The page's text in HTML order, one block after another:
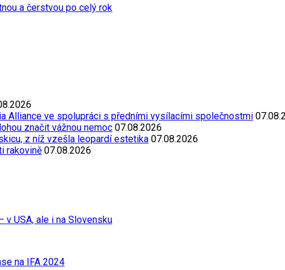
a čerstvou po celý rok
Alliance ve spolupráci s předními vysílacími společnostmi
značit vážnou nemoc 07.08.2026
z níž vzešla leopardí estetika 07.08.2026
rakovině 07.08.2026
v USA, ale i na Slovensku
na IFA 2024